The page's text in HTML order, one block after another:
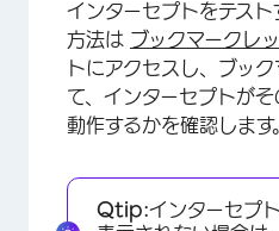
インターセプトをテス
方法は ブックマークレ
トにアクセスし、ブッ
て、インターセプトが
動作するかを確認します
Qtip:インターセプ